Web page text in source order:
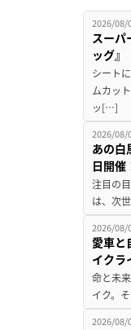
2026/08/
スーパ
ッグ』
シート
ムカッ
ッ[…]
2026/08/
あの白
日開催
注目の
は、次
2026/08/
愛車と
イクラ
命と未
イク。
2026/08/